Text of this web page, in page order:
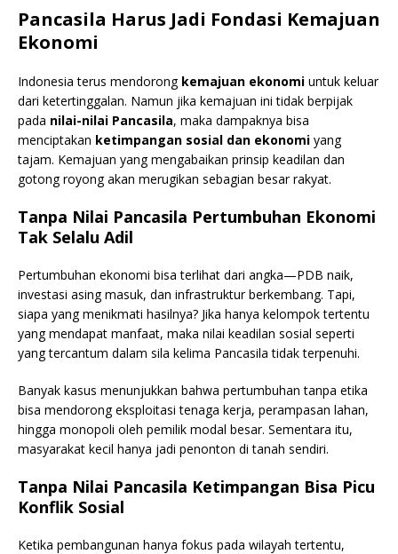
Pancasila Harus Jadi Fondasi Kemajuan
Ekonomi
Indonesia terus mendorong kemajuan ekonomi untuk keluar
dari ketertinggalan. Namun jika kemajuan ini tidak berpijak
pada nilai-nilai Pancasila, maka dampaknya bisa
menciptakan ketimpangan sosial dan ekonomi yang
tajam. Kemajuan yang mengabaikan prinsip keadilan dan
gotong royong akan merugikan sebagian besar rakyat.
Tanpa Nilai Pancasila Pertumbuhan Ekonomi
Tak Selalu Adil
Pertumbuhan ekonomi bisa terlihat dari angka—PDB naik,
investasi asing masuk, dan infrastruktur berkembang. Tapi,
siapa yang menikmati hasilnya? Jika hanya kelompok tertentu
yang mendapat manfaat, maka nilai keadilan sosial seperti
yang tercantum dalam sila kelima Pancasila tidak terpenuhi.
Banyak kasus menunjukkan bahwa pertumbuhan tanpa etika
bisa mendorong eksploitasi tenaga kerja, perampasan lahan,
hingga monopoli oleh pemilik modal besar. Sementara itu,
masyarakat kecil hanya jadi penonton di tanah sendiri.
Tanpa Nilai Pancasila Ketimpangan Bisa Picu
Konflik Sosial
Ketika pembangunan hanya fokus pada wilayah tertentu,